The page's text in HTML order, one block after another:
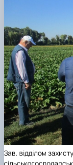
Зав. відділом